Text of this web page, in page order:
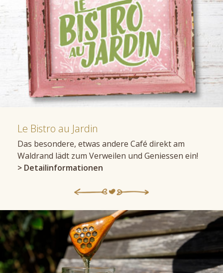
Le Bistro au Jardin
Das besondere, etwas andere Café direkt am
Waldrand lädt zum Verweilen und Geniessen ein!
> Detailinformationen